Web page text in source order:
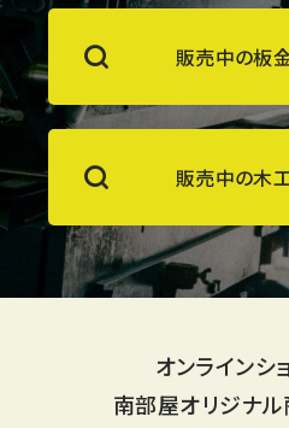
販売中の板
販売中の木
オンラインシ
南部屋オリジナル